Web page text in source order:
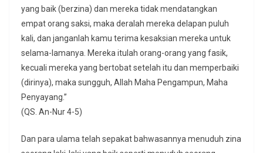
yang baik (berzina) dan mereka tidak mendatangkan
empat orang saksi, maka deralah mereka delapan puluh
kali, dan janganlah kamu terima kesaksian mereka untuk
selama-lamanya. Mereka itulah orang-orang yang fasik,
kecuali mereka yang bertobat setelah itu dan memperbaiki
(dirinya), maka sungguh, Allah Maha Pengampun, Maha
Penyayang.”
(QS. An-Nur 4-5)
Dan para ulama telah sepakat bahwasannya menuduh zina